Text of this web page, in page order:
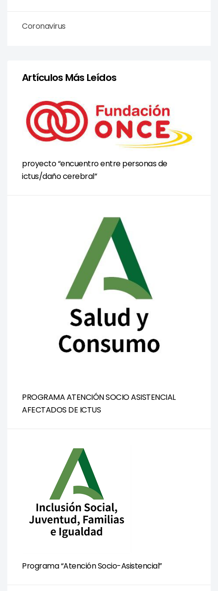
Coronavirus
Artículos Más Leídos
proyecto “encuentro entre personas de
ictus/daño cerebral”
PROGRAMA ATENCIÓN SOCIO ASISTENCIAL
AFECTADOS DE ICTUS
Programa “Atención Socio-Asistencial”